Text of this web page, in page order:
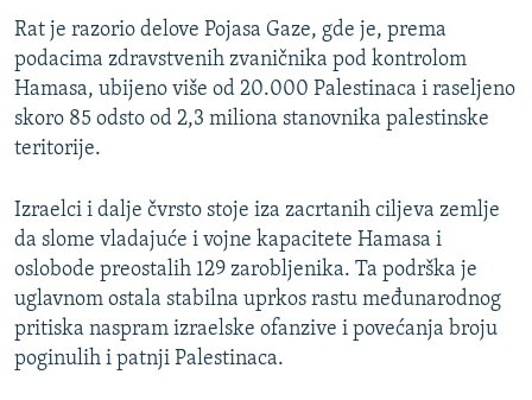
Auto 240p 360p 480p
720p 1080p
360p
480p
720p
Rat je razorio delove Pojasa Gaze, gde je, prema
podacima zdravstvenih zvaničnika pod kontrolom
Hamasa, ubijeno više od 20.000 Palestinaca i raseljeno
skoro 85 odsto od 2,3 miliona stanovnika palestinske
teritorije.
Izraelci i dalje čvrsto stoje iza zacrtanih ciljeva zemlje
da slome vladajuće i vojne kapacitete Hamasa i
oslobode preostalih 129 zarobljenika. Ta podrška je
uglavnom ostala stabilna uprkos rastu međunarodnog
pritiska naspram izraelske ofanzive i povećanja broju
poginulih i patnji Palestinaca.